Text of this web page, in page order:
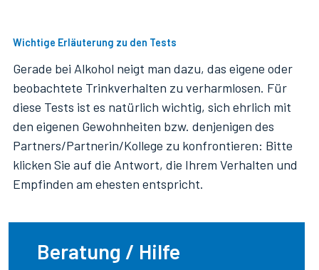
Wichtige Erläuterung zu den Tests
Gerade bei Alkohol neigt man dazu, das eigene oder
beobachtete Trinkverhalten zu verharmlosen. Für
diese Tests ist es natürlich wichtig, sich ehrlich mit
den eigenen Gewohnheiten bzw. denjenigen des
Partners/Partnerin/Kollege zu konfrontieren: Bitte
klicken Sie auf die Antwort, die Ihrem Verhalten und
Empfinden am ehesten entspricht.
Beratung / Hilfe